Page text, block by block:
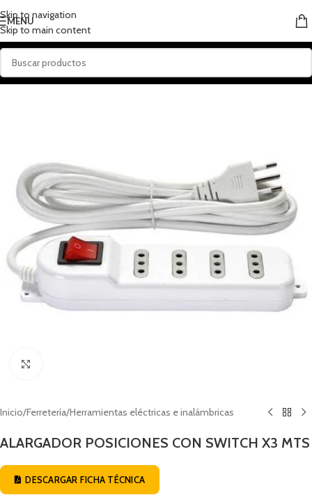
Skip to navigation
Skip to main content
MENU
Inicio/Ferretería/Herramientas eléctricas e inalámbricas
ALARGADOR POSICIONES CON SWITCH X3 MTS
DESCARGAR FICHA TÉCNICA